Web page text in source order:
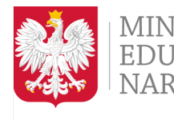
Osiągnięcia
Warto wiedzieć
UKS „Millenium”